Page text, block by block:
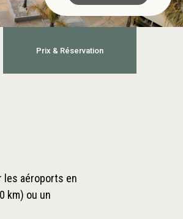
Prix & Réservation
les aéroports en
km) ou un